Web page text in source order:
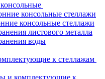
консольные стеллажи
консольные стеллажи
листового металла
воды
к стеллажам
и комплектующие к